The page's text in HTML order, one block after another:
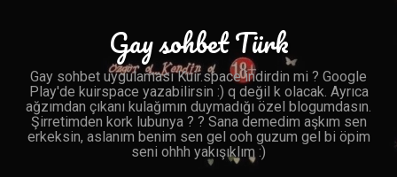
Gay sohbet Türk
Gay sohbet uygulaması Kuir.space indirdin mi ? Google
Play'de kuirspace yazabilirsin :) q değil k olacak. Ayrıca
ağzımdan çıkanı kulağımın duymadığı özel blogumdasın.
Şirretimden kork lubunya ? ? Sana demedim aşkım sen
erkeksin, aslanım benim sen gel ooh guzum gel bi öpim
seni ohhh yakışıklım :)